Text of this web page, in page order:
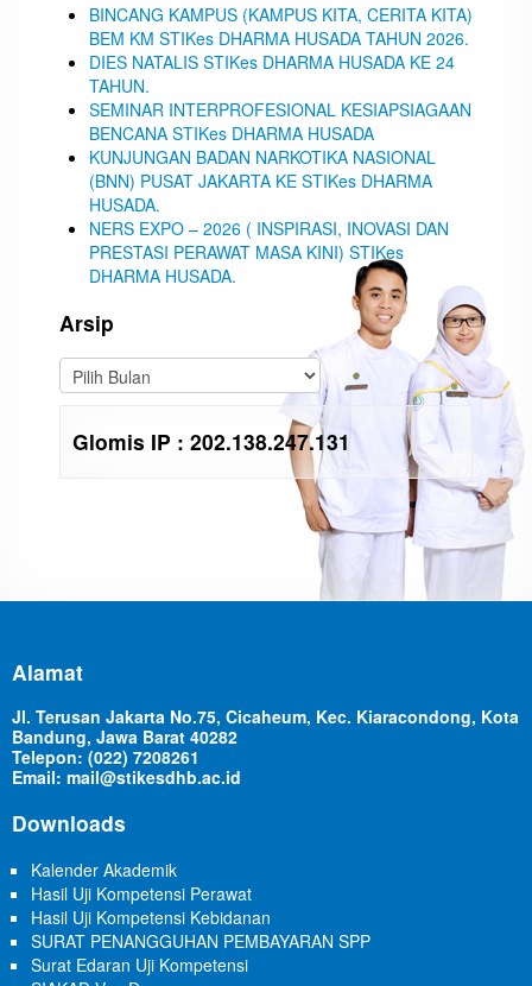
BINCANG KAMPUS (KAMPUS KITA, CERITA KITA)
BEM KM STIKes DHARMA HUSADA TAHUN 2026.
DIES NATALIS STIKes DHARMA HUSADA KE 24
TAHUN.
SEMINAR INTERPROFESIONAL KESIAPSIAGAAN
BENCANA STIKes DHARMA HUSADA
KUNJUNGAN BADAN NARKOTIKA NASIONAL
(BNN) PUSAT JAKARTA KE STIKes DHARMA
HUSADA.
NERS EXPO – 2026 ( INSPIRASI, INOVASI DAN
PRESTASI PERAWAT MASA KINI) STIKes
DHARMA HUSADA.
Arsip
Glomis IP : 202.138.247.131
Alamat
Jl. Terusan Jakarta No.75, Cicaheum, Kec. Kiaracondong, Kota
Bandung, Jawa Barat 40282
Telepon: (022) 7208261
Email: mail@stikesdhb.ac.id
Downloads
Kalender Akademik
Hasil Uji Kompetensi Perawat
Hasil Uji Kompetensi Kebidanan
SURAT PENANGGUHAN PEMBAYARAN SPP
Surat Edaran Uji Kompetensi